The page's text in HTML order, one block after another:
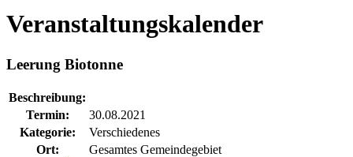
Veranstaltungskalender
Leerung Biotonne
Beschreibung:
Termin:
30.08.2021
Kategorie:
Verschiedenes
Ort:
Gesamtes Gemeindegebiet